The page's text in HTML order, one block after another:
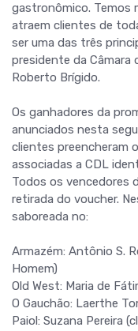
gastronômico. Temos
atraem clientes de
ser uma das três
presidente da Câmara
Roberto Brígido.
Os ganhadores da
anunciados nesta
clientes preencheram
associadas a CDL
Todos os vencedores
retirada do voucher.
saboreada no:
Armazém: Antônio S.
Homem)
Old West: Maria de
O Gauchão: Laerthe
Paiol: Suzana Pereira